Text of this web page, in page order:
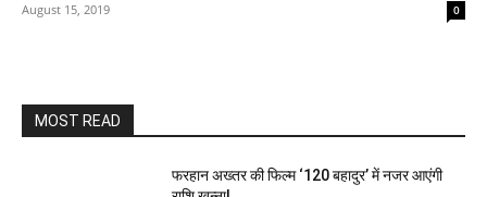
August 15, 2019 0
MOST READ
फरहान अख्तर की फिल्म ‘120 बहादुर’ में नजर आएंगी